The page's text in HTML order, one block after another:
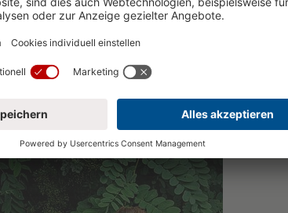
Sprachen fließend zu sprechen, sondern
Welt von unverzichtbarem Wert
Englisch in der gymnasialen
erwerben.